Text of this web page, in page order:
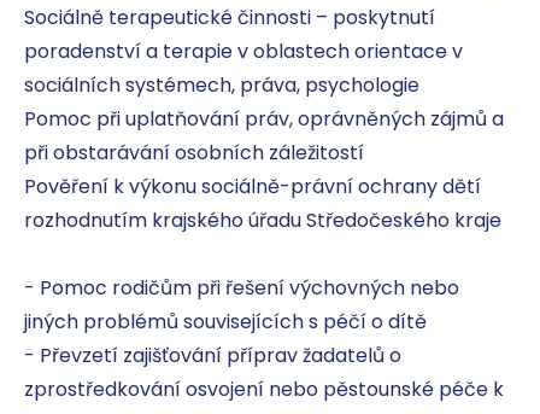
Sociálně terapeutické činnosti – poskytnutí
poradenství a terapie v oblastech orientace v
sociálních systémech, práva, psychologie
Pomoc při uplatňování práv, oprávněných zájmů a
při obstarávání osobních záležitostí
Pověření k výkonu sociálně-právní ochrany dětí
rozhodnutím krajského úřadu Středočeského kraje
- Pomoc rodičům při řešení výchovných nebo
jiných problémů souvisejících s péčí o dítě
- Převzetí zajišťování příprav žadatelů o
zprostředkování osvojení nebo pěstounské péče k